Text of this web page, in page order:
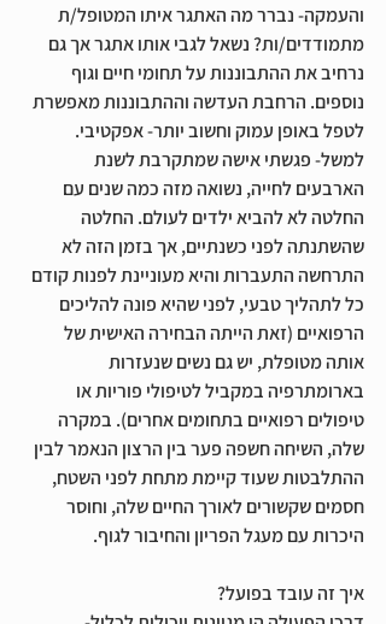
והעמקה- נברר מה האתגר איתו המטופל/ת
מתמודדים/ות? נשאל לגבי אותו אתגר אך גם
נרחיב את ההתבוננות על תחומי חיים וגוף
נוספים. הרחבת העדשה וההתבוננות מאפשרת
לטפל באופן עמוק וחשוב יותר- אפקטיבי.
למשל- פגשתי אישה שמתקרבת לשנת
הארבעים לחייה, נשואה מזה כמה שנים עם
החלטה לא להביא ילדים לעולם. החלטה
שהשתנתה לפני כשנתיים, אך בזמן הזה לא
התרחשה התעברות והיא מעוניינת לפנות קודם
כל לתהליך טבעי, לפני שהיא פונה להליכים
הרפואיים (זאת הייתה הבחירה האישית של
אותה מטופלת, יש גם נשים שנעזרות
בארומתרפיה במקביל לטיפולי פוריות או
טיפולים רפואיים בתחומים אחרים). במקרה
שלה, השיחה חשפה פער בין הרצון הנאמר לבין
ההתלבטות שעוד קיימת מתחת לפני השטח,
חסמים שקשורים לאורך החיים שלה, וחוסר
היכרות עם מעגל הפריון והחיבור לגוף.
איך זה עובד בפועל?